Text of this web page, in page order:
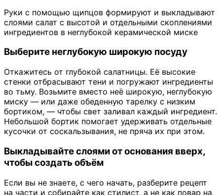
Руки с помощью щипцов формируют и выкладывают
слоями салат с высотой и отдельными скоплениями
ингредиентов в неглубокой керамической миске
Выберите неглубокую широкую посуду
Откажитесь от глубокой салатницы. Её высокие
стенки отбрасывают тени и погружают ингредиенты
во тьму. Возьмите вместо неё широкую, неглубокую
миску — или даже обеденную тарелку с низким
бортиком, — чтобы свет заливал каждый ингредиент.
Небольшой бортик помогает удерживать отдельные
кусочки от соскальзывания, не пряча их при этом.
Выкладывайте слоями от основания вверх,
чтобы создать объём
Если вы не знаете, с чего начать, разберите рецепт
на части и собирайте как стилист, а не как повар на